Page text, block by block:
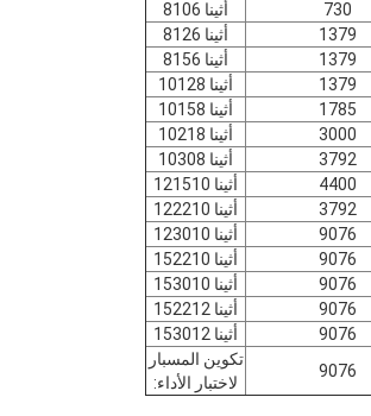
730
أثينا 8106
1379
أثينا 8126
1379
أثينا 8156
1379
أثينا 10128
1785
أثينا 10158
3000
أثينا 10218
3792
أثينا 10308
4400
أثينا 121510
3792
أثينا 122210
9076
أثينا 123010
9076
أثينا 152210
9076
أثينا 153010
9076
أثينا 152212
9076
أثينا 153012
9076
تكوين المسبار
لاختبار الأداء: